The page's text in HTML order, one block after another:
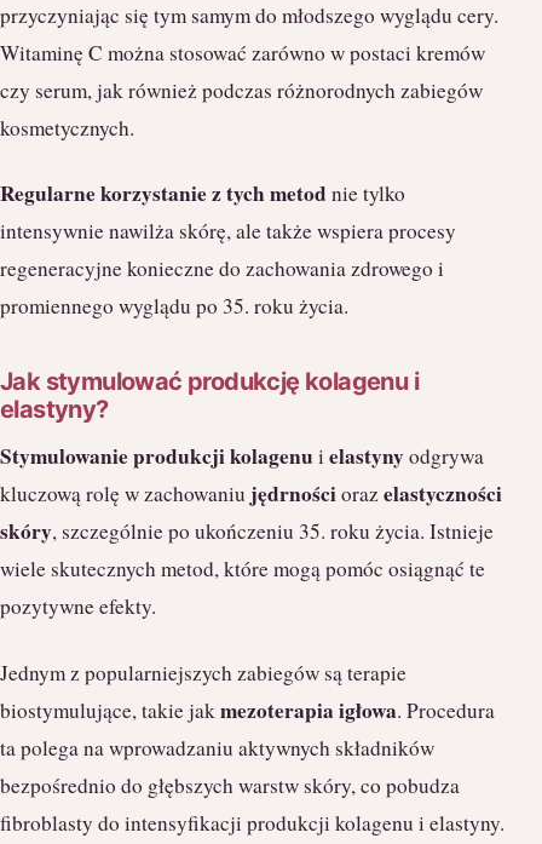
przyczyniając się tym samym do młodszego wyglądu cery.
Witaminę C można stosować zarówno w postaci kremów
czy serum, jak również podczas różnorodnych zabiegów
kosmetycznych.
Regularne korzystanie z tych metod nie tylko
intensywnie nawilża skórę, ale także wspiera procesy
regeneracyjne konieczne do zachowania zdrowego i
promiennego wyglądu po 35. roku życia.
Jak stymulować produkcję kolagenu i
elastyny?
Stymulowanie produkcji kolagenui elastynyodgrywa
kluczową rolę w zachowaniu jędrnościorazelastyczności
skóry, szczególnie po ukończeniu 35. roku życia. Istnieje
wiele skutecznych metod, które mogą pomóc osiągnąć te
pozytywne efekty.
Jednym z popularniejszych zabiegów są terapie
biostymulujące, takie jakmezoterapia igłowa. Procedura
ta polega na wprowadzaniu aktywnych składników
bezpośrednio do głębszych warstw skóry, co pobudza
fibroblasty do intensyfikacji produkcji kolagenu i elastyny.